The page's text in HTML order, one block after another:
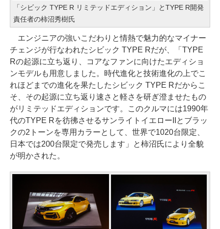
「シビック TYPE R リミテッドエディション」とTYPE R開発
責任者の柿沼秀樹氏
エンジニアの強いこだわりと情熱で魅力的なマイナー
チェンジが行なわれたシビック TYPE Rだが、「TYPE
Rの起源に立ち返り、コアなファンに向けたエディショ
ンモデルも用意しました。時代進化と技術進化の上でこ
れほどまでの進化を果たしたシビック TYPE Rだからこ
そ、その起源に立ち返り速さと軽さを研ぎ澄ませたもの
がリミテッドエディションです。このクルマには1990年
代のTYPE Rを彷彿させるサンライトイエローIIとブラッ
クの2トーンを専用カラーとして、世界で1020台限定、
日本では200台限定で発売します」と柿沼氏により全貌
が明かされた。